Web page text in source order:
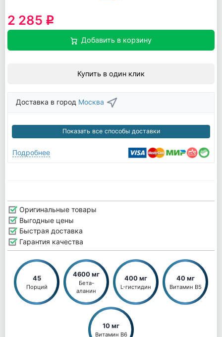
2 285 q
Добавить в корзину
Купить в один клик
Доставка в город Москва
Показать все способы доставки
Подробнее
Оригинальные товары
Выгодные цены
Быстрая доставка
Гарантия качества
45
Порций
4600 мг
Бета-
аланин
400 мг
L-гистидин
40 мг
Витамин B5
10 мг
Витамин B6